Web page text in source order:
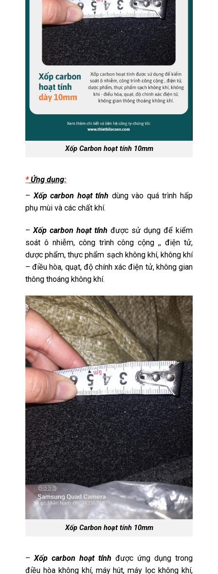
Xốp Carbon hoạt tính 10mm
*Ứng dụng:
– Xốp carbon hoạt tính dùng vào quá trình hấp
phụ mùi và các chất khí.
–Xốp carbon hoạt tính được sử dụng để kiểm
soát ô nhiễm, công trình công cộng ,, điện tử,
dược phẩm, thực phẩm sạch không khí, không khí
– điều hòa, quạt, độ chính xác điện tử, không gian
thông thoáng không khí.
Xốp Carbon hoạt tính 10mm
–Xốp carbon hoạt tính được ứng dụng trong
điều hòa không khí, máy hút, máy lọc không khí,